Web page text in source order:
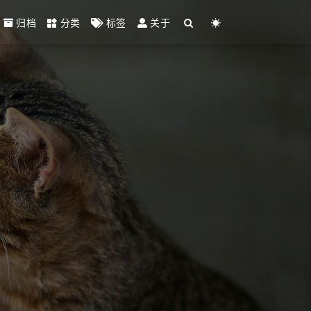
归档 分类 标签 关于